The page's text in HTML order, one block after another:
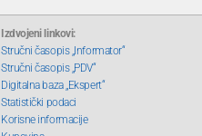
Izdvojeni linkovi:
Stručni časopis „Informator“
Stručni časopis „PDV“
Digitalna baza „Ekspert“
Statistički podaci
Korisne informacije